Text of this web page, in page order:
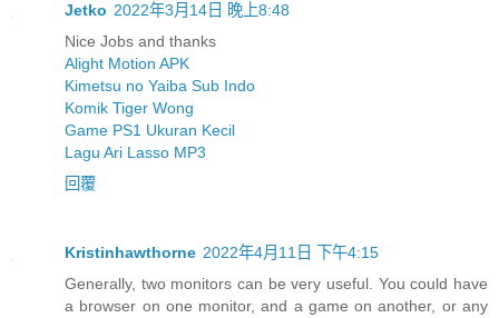
Jetko 2022年3月14日 晚上8:48
Nice Jobs and thanks
Alight Motion APK
Kimetsu no Yaiba Sub Indo
Komik Tiger Wong
Game PS1 Ukuran Kecil
Lagu Ari Lasso MP3
回覆
Kristinhawthorne 2022年4月11日 下午4:15
Generally, two monitors can be very useful. You could have
a browser on one monitor, and a game on another, or any